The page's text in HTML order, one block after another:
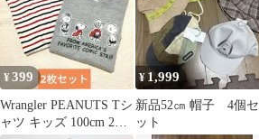
¥399
Wrangler PEANUTS Tシ
ャツ キッズ 100cm 2枚
¥ 1,999
新品52㎝ 帽子 4個セ
ット